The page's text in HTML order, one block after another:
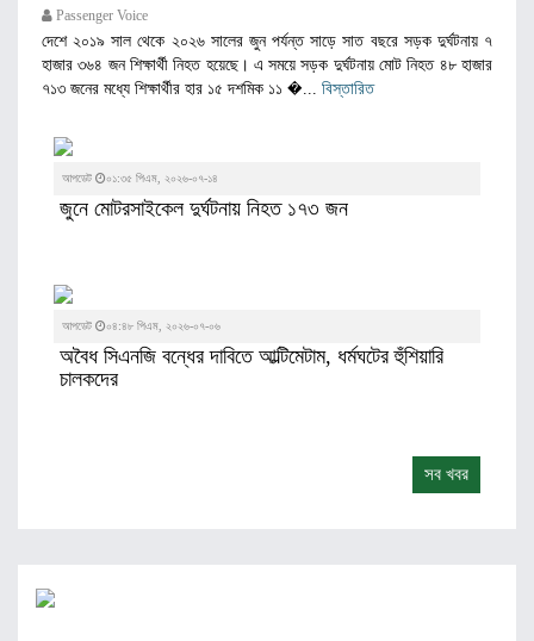
Passenger Voice
দেশে ২০১৯ সাল থেকে ২০২৬ সালের জুন পর্যন্ত সাড়ে সাত বছরে সড়ক দুর্ঘটনায় ৭
হাজার ৩৬৪ জন শিক্ষার্থী নিহত হয়েছে। এ সময়ে সড়ক দুর্ঘটনায় মোট নিহত ৪৮ হাজার
৭১৩ জনের মধ্যে শিক্ষার্থীর হার ১৫ দশমিক ১১ �... বিস্তারিত
আপডেট ০১:৩৫ পিএম, ২০২৬-০৭-১৪
জুনে মোটরসাইকেল দুর্ঘটনায় নিহত ১৭৩ জন
আপডেট ০৪:৪৮ পিএম, ২০২৬-০৭-০৬
অবৈধ সিএনজি বন্ধের দাবিতে আল্টিমেটাম, ধর্মঘটের হুঁশিয়ারি
চালকদের
সব খবর